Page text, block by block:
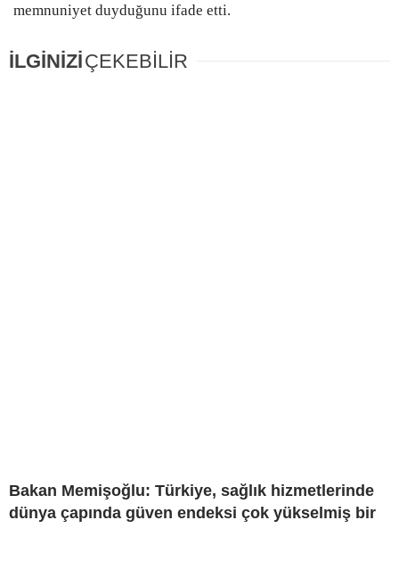
memnuniyet duyduğunu ifade etti.
İLGİNİZİÇEKEBİLİR
Bakan Memişoğlu: Türkiye, sağlık hizmetlerinde
dünya çapında güven endeksi çok yükselmiş bir